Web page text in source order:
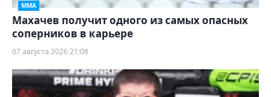
ММА
Махачев получит одного из самых опасных
соперников в карьере
07 августа 2026 21:08